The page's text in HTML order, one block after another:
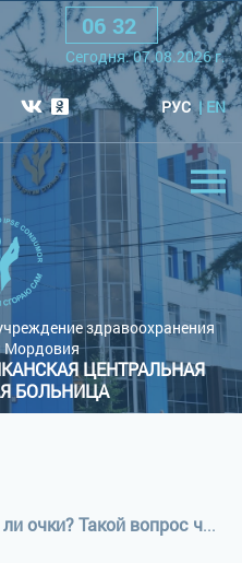
Черная схема
06 32
Сегодня:07.08.2026г.
РУС EN
здравоохранения
Мордовия
ЦЕНТРАЛЬНАЯ
БОЛЬНИЦА
Носить ли очки? Такой вопрос часто задают люди, у которых наблюдается сниженное зрение